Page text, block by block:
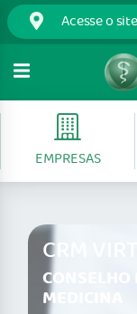
EMPRESAS
CRM
CONSELHO
MEDICINA